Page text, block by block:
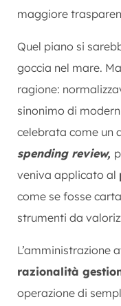
maggiore
Quel piano si
goccia nel mare.
ragione:
sinonimo di
celebrata come un
spending review,
veniva applicato al
come se fosse
strumenti da
L’amministrazione
razionalità
operazione di